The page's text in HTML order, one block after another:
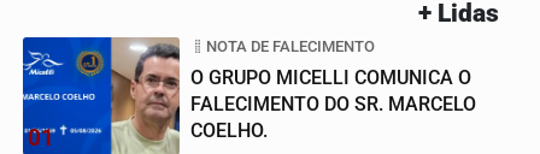
+ Lidas
01
NOTA DE FALECIMENTO
O GRUPO MICELLI COMUNICA O
FALECIMENTO DO SR. MARCELO
COELHO.